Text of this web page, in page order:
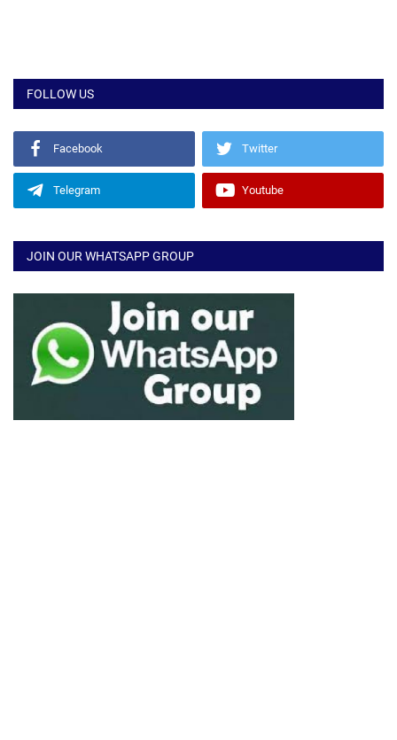
FOLLOW US
Facebook Twitter
Telegram Youtube
JOIN OUR WHATSAPP GROUP